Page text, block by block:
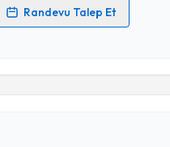
Randevu Talep Et
işlenmesine ilişkinAydınlatma